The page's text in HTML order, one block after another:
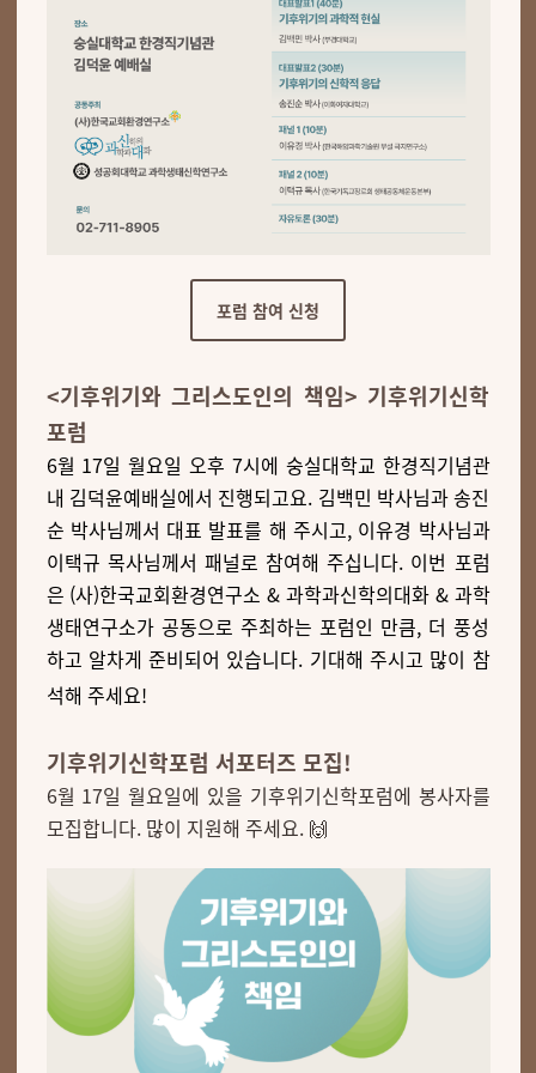
포럼 참여 신청
<기후위기와 그리스도인의 책임> 기후위기신학
포럼
6월 17일 월요일 오후 7시에 숭실대학교 한경직기념관
내 김덕윤예배실에서 진행되고요. 김백민 박사님과 송진
순 박사님께서 대표 발표를 해 주시고, 이유경 박사님과
이택규 목사님께서 패널로 참여해 주십니다. 이번 포럼
은 (사)한국교회환경연구소 & 과학과신학의대화 & 과학
생태연구소가 공동으로 주최하는 포럼인 만큼, 더 풍성
하고 알차게 준비되어 있습니다. 기대해 주시고 많이 참
석해 주세요!
기후위기신학포럼 서포터즈 모집!
6월 17일 월요일에 있을 기후위기신학포럼에 봉사자를
모집합니다. 많이 지원해 주세요. 🙌